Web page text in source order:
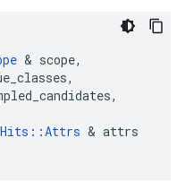
& scope,
,
,
::Attrs & attrs